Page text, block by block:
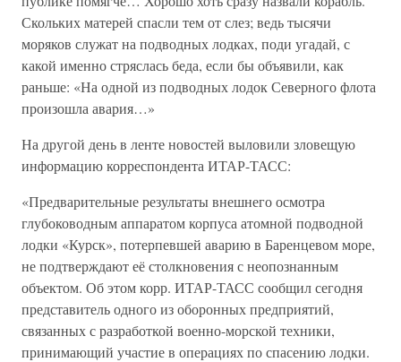
Скольких матерей спасли тем от слез; ведь тысячи
моряков служат на подводных лодках, поди угадай, с
какой именно стряслась беда, если бы объявили, как
раньше: «На одной из подводных лодок Северного флота
произошла авария…»
На другой день в ленте новостей выловили зловещую
информацию корреспондента ИТАР-ТАСС:
«Предварительные результаты внешнего осмотра
глубоководным аппаратом корпуса атомной подводной
лодки «Курск», потерпевшей аварию в Баренцевом море,
не подтверждают её столкновения с неопознанным
объектом. Об этом корр. ИТАР-ТАСС сообщил сегодня
представитель одного из оборонных предприятий,
связанных с разработкой военно-морской техники,
принимающий участие в операциях по спасению лодки.